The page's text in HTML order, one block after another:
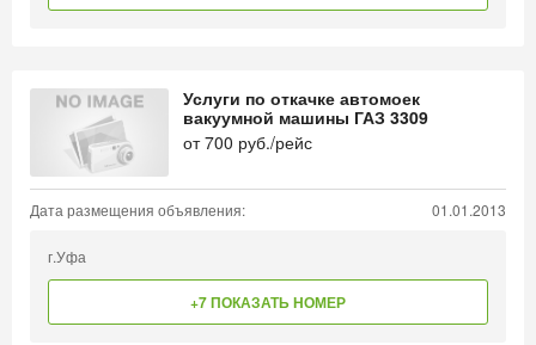
Услуги по откачке автомоек
вакуумной машины ГАЗ 3309
от700 руб./рейс
Дата размещения объявления: 01.01.2013
г.Уфа
+7 ПОКАЗАТЬ НОМЕР